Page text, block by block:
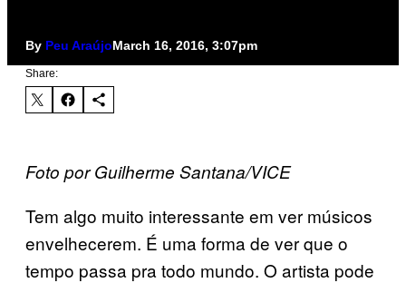
By Peu AraújoMarch 16, 2016, 3:07pm
Share:
Foto por Guilherme Santana/VICE
Tem algo muito interessante em ver músicos
envelhecerem. É uma forma de ver que o
tempo passa pra todo mundo. O artista pode